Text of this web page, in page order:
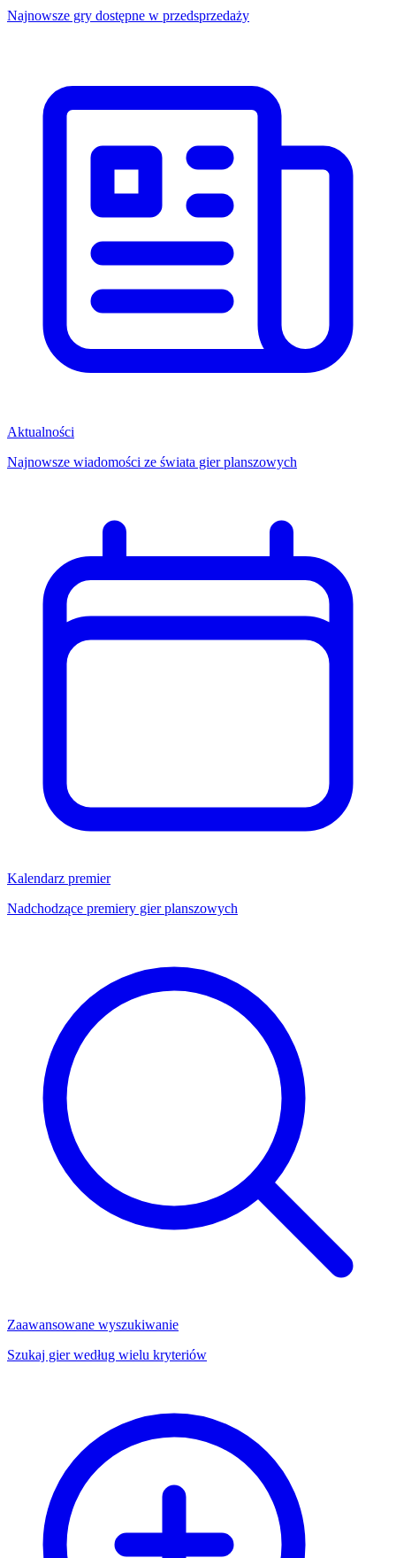
Najnowsze gry dostępne w przedsprzedaży
Aktualności
Najnowsze wiadomości ze świata gier planszowych
Kalendarz premier
Nadchodzące premiery gier planszowych
Zaawansowane wyszukiwanie
Szukaj gier według wielu kryteriów